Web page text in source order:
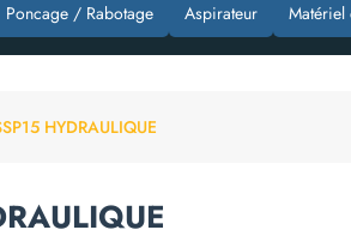
Poncage / Rabotage Aspirateur Matériel
HYDRAULIQUE